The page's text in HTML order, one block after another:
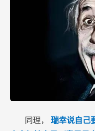
同理，瑞幸说自己